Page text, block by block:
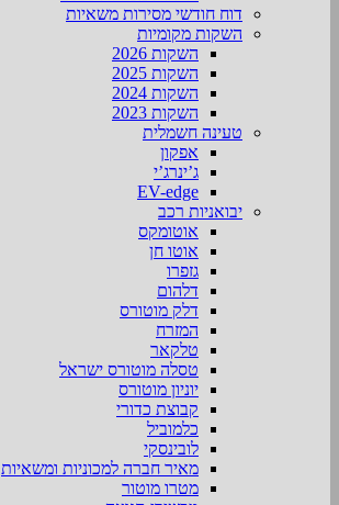
דוח חודשי מסירות משאיות
השקות מקומיות
השקות 2026
השקות 2025
השקות 2024
השקות 2023
טעינה חשמלית
אפקון
ג’ינרג’י
EV-edge
יבואניות רכב
אוטומקס
אוטו חן
גזפרו
דלהום
דלק מוטורס
המזרח
טלקאר
טסלה מוטורס ישראל
יוניון מוטורס
קבוצת כדורי
כלמוביל
לובינסקי
מאיר חברה למכוניות ומשאיות
מטרו מוטור